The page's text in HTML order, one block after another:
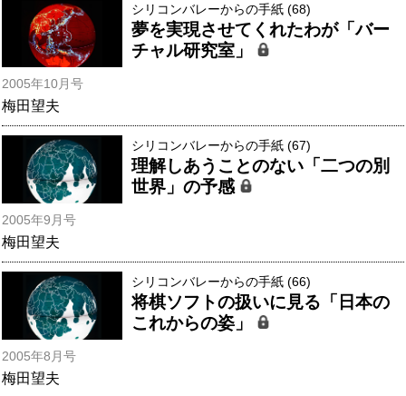
シリコンバレーからの手紙 (68)
夢を実現させてくれたわが「バー
チャル研究室」
2005年10月号
梅田望夫
シリコンバレーからの手紙 (67)
理解しあうことのない「二つの別
世界」の予感
2005年9月号
梅田望夫
シリコンバレーからの手紙 (66)
将棋ソフトの扱いに見る「日本の
これからの姿」
2005年8月号
梅田望夫